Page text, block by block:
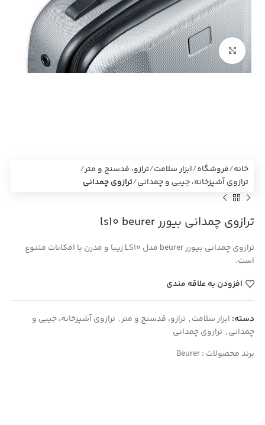
بزرگنمایی تصویر
خانه فروشگاه ابزار سلامت ترازو، قدسنج و متر
ترازوی آشپزخانه، جیبی و چمدانی ترازوی چمدانی
ترازوی چمدانی بیورر ls10 beurer
ترازوی چمدانی بیورر beurer مدل LS10 زیبا و مدرن با امکانات متنوع
است.
افزودن به علاقه مندی
دسته: ابزار سلامت, ترازو، قدسنج و متر, ترازوی آشپزخانه، جیبی و
چمدانی, ترازوی چمدانی
برند محصولات :Beurer